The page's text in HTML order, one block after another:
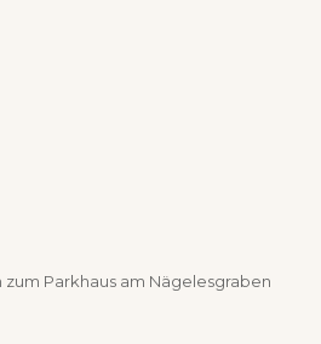
Parkhaus am Nägelesgraben